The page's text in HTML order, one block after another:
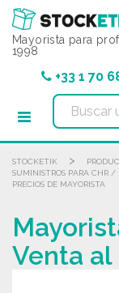
Mayorista para
1998
+33 1 70
STOCKETIK >
SUMINISTROS PARA CHR /
PRECIOS DE MAYORISTA
Venta
Panel de gestión de